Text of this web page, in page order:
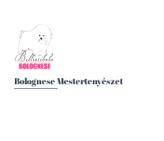
Bolognese Mestertenyészet